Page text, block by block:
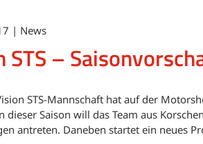
| News
STS –
STS-Mannschaft hat auf der
dieser Saison will das Team aus
antreten. Daneben startet ein neues